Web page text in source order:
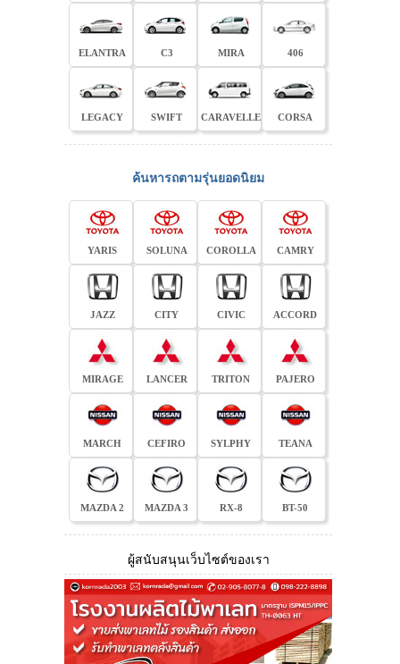
ELANTRA C3 MIRA 406
LEGACY SWIFT CARAVELLE CORSA
ค้นหารถตามรุ่นยอดนิยม
YARIS SOLUNA COROLLA CAMRY
JAZZ CITY CIVIC ACCORD
MIRAGE LANCER TRITON PAJERO
MARCH CEFIRO SYLPHY TEANA
MAZDA 2 MAZDA 3 RX-8 BT-50
ผู้สนับสนุนเว็บไซต์ของเรา